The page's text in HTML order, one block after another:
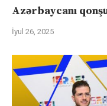
Azərbaycanı
İyul 26, 2025